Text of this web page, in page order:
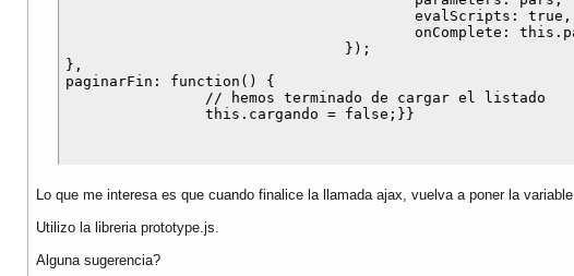
},
paginarFin: function() {
Lo que me interesa es que cuando finalice la llamada ajax, vuelva a poner la variable
Utilizo la libreria prototype.js.
Alguna sugerencia?